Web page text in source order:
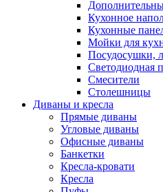
Кухонное
Кухонные
Мойки для
Посудосушки,
Светодиодная
Смесители
Столешницы
Диваны и кресла
Прямые диваны
Угловые диваны
Офисные диваны
Банкетки
Кресла-кровати
Кресла